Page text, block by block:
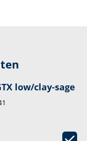
low/clay-sage